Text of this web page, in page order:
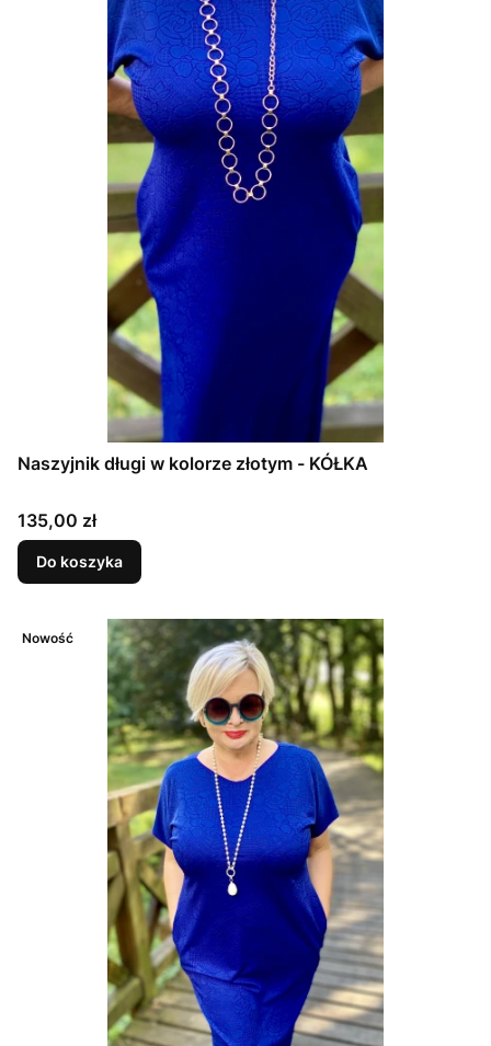
Naszyjnik długi w kolorze złotym - KÓŁKA
Cena
135,00 zł
Do koszyka
Nowość